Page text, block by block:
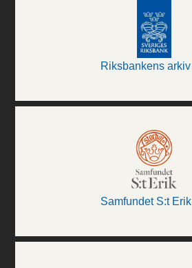
Riksbankens arkiv
Samfundet S:t Erik